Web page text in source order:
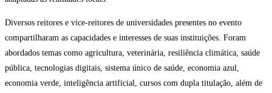
Diversos reitores e vice-reitores de universidades presentes no evento
compartilharam as capacidades e interesses de suas instituições. Foram
abordados temas como agricultura, veterinária, resiliência climática, saúde
pública, tecnologias digitais, sistema único de saúde, economia azul,
economia verde, inteligência artificial, cursos com dupla titulação, além de